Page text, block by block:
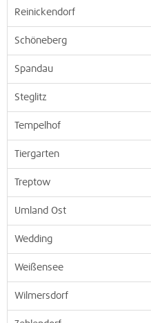
Reinickendorf
Schöneberg
Spandau
Steglitz
Tempelhof
Tiergarten
Treptow
Umland Ost
Wedding
Weißensee
Wilmersdorf